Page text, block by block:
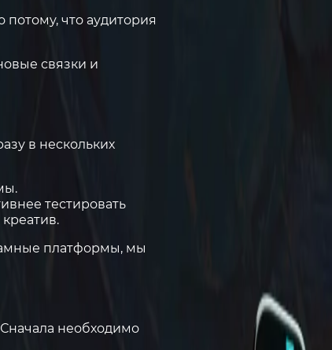
что аудитория
связки и
в нескольких
тестировать
платформы, мы
Сначала необходимо